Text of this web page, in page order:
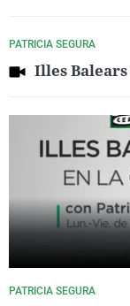
PATRICIA SEGURA
Illes Balears
PATRICIA SEGURA